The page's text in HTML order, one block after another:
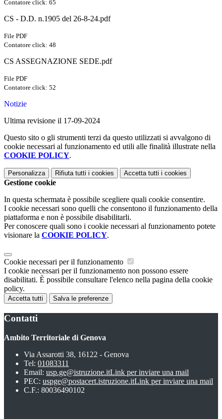
Contatore click: 65
CS - D.D. n.1905 del 26-8-24.pdf
File PDF
Contatore click: 48
CS ASSEGNAZIONE SEDE.pdf
File PDF
Contatore click: 52
Notizie
Ultima revisione il 17-09-2024
Questo sito o gli strumenti terzi da questo utilizzati si avvalgono di
cookie necessari al funzionamento ed utili alle finalità illustrate nella
COOKIE POLICY.
Personalizza Rifiuta tutti i cookies Accetta tutti i cookies
Gestione cookie
In questa schermata è possibile scegliere quali cookie consentire.
I cookie necessari sono quelli che consentono il funzionamento della
piattaforma e non è possibile disabilitarli.
Per conoscere quali sono i cookie necessari al funzionamento potete
visionare la COOKIE POLICY.
Cookie necessari per il funzionamento
I cookie necessari per il funzionamento non possono essere
disabilitati. È possibile consultare l'elenco nella pagina della cookie
policy.
Accetta tutti Salva le preferenze
Contatti
Ambito Territoriale di Genova
Via Assarotti 38, 16122 - Genova
Tel: 01083311
Email: usp.ge@istruzione.itLink per inviare una mail
PEC: uspge@postacert.istruzione.itLink per inviare una mail
C.F.: 80036490102